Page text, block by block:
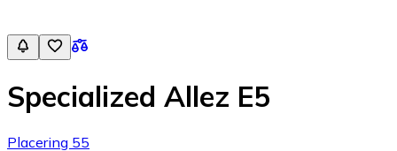
Specialized Allez E5
Placering 55